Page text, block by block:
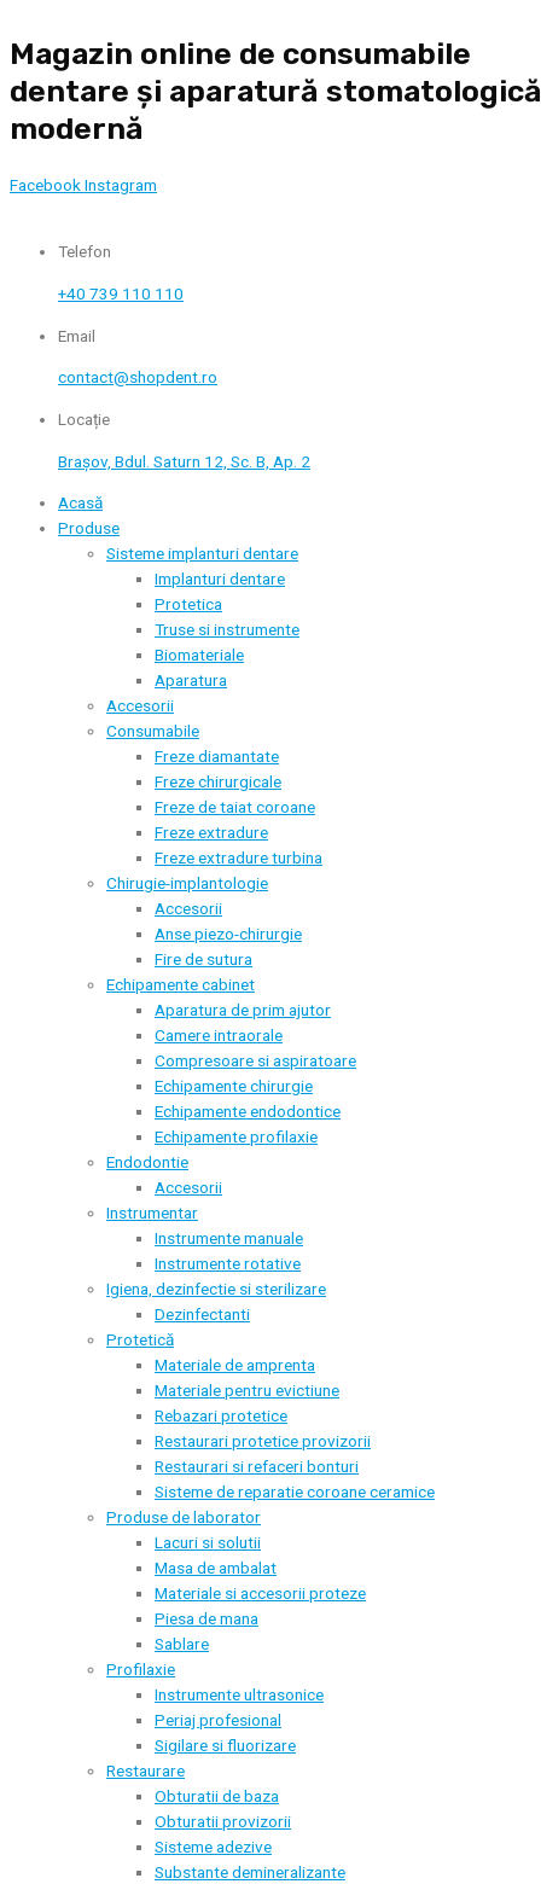
to
content
Magazin online de consumabile
dentare și aparatură stomatologică
modernă
FacebookInstagram
Telefon
+40 739 110 110
Email
contact@shopdent.ro
Locație
Brașov, Bdul. Saturn 12, Sc. B, Ap. 2
Acasă
Produse
Sisteme implanturi dentare
Implanturi dentare
Protetica
Truse si instrumente
Biomateriale
Aparatura
Accesorii
Consumabile
Freze diamantate
Freze chirurgicale
Freze de taiat coroane
Freze extradure
Freze extradure turbina
Chirugie-implantologie
Accesorii
Anse piezo-chirurgie
Fire de sutura
Echipamente cabinet
Aparatura de prim ajutor
Camere intraorale
Compresoare si aspiratoare
Echipamente chirurgie
Echipamente endodontice
Echipamente profilaxie
Endodontie
Accesorii
Instrumentar
Instrumente manuale
Instrumente rotative
Igiena, dezinfectie si sterilizare
Dezinfectanti
Protetică
Materiale de amprenta
Materiale pentru evictiune
Rebazari protetice
Restaurari protetice provizorii
Restaurari si refaceri bonturi
Sisteme de reparatie coroane ceramice
Produse de laborator
Lacuri si solutii
Masa de ambalat
Materiale si accesorii proteze
Piesa de mana
Sablare
Profilaxie
Instrumente ultrasonice
Periaj profesional
Sigilare si fluorizare
Restaurare
Obturatii de baza
Obturatii provizorii
Sisteme adezive
Substante demineralizante